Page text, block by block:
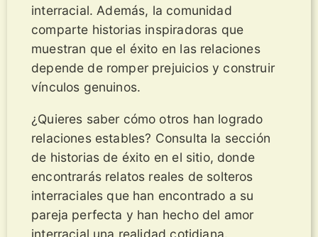
interracial. Además, la comunidad
comparte historias inspiradoras que
muestran que el éxito en las relaciones
depende de romper prejuicios y construir
vínculos genuinos.
¿Quieres saber cómo otros han logrado
relaciones estables? Consulta la sección
de historias de éxito en el sitio, donde
encontrarás relatos reales de solteros
interraciales que han encontrado a su
pareja perfecta y han hecho del amor
interracial una realidad cotidiana.